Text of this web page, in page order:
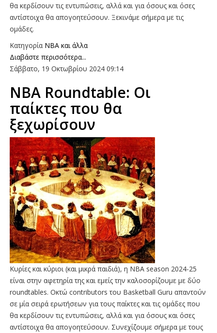
θα κερδίσουν τις εντυπώσεις, αλλά και για όσους και όσες
αντίστοιχα θα απογοητεύσουν. Ξεκινάμε σήμερα με τις
ομάδες.
Κατηγορία NBA και άλλα
Διαβάστε περισσότερα...
Σάββατο, 19 Οκτωβρίου 2024 09:14
ΝΒΑ Roundtable: Οι
παίκτες που θα
ξεχωρίσουν
Κυρίες και κύριοι (και μικρά παιδιά), η NBA season 2024-25
είναι στην αφετηρία της και εμείς την καλοσορίζουμε με δύο
roundtables. Οκτώ contributors του Basketball Guru απαντούν
σε μία σειρά ερωτήσεων για τους παίκτες και τις ομάδες που
θα κερδίσουν τις εντυπώσεις, αλλά και για όσους και όσες
αντίστοιχα θα απογοητεύσουν. Συνεχίζουμε σήμερα με τους